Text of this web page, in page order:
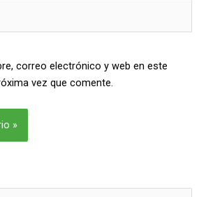
correo electrónico y web en este
vez que comente.